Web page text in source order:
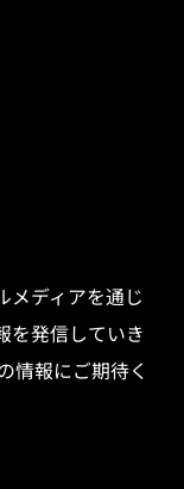
メディアを通じ
を発信していき
情報にご期待く